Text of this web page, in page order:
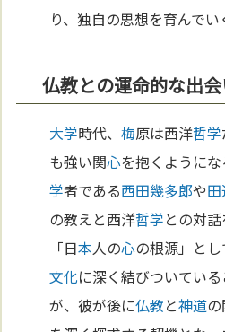
り、独自の思想を育んでい
仏教との運命的な出
大学時代、梅原は西洋哲学
も強い関心を抱くように
学者である西田幾多郎や
の教えと西洋哲学との対
「日本人の心の根源」と
文化に深く結びついてい
が、彼が後に仏教と神道